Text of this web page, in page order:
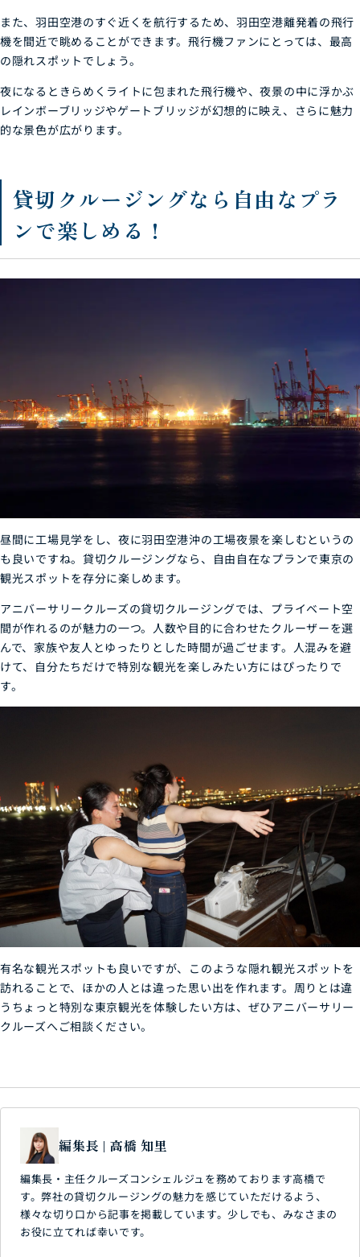
また、羽田空港のすぐ近くを航行するため、羽田空港離発着の飛行
機を間近で眺めることができます。飛行機ファンにとっては、最高
の隠れスポットでしょう。
夜になるときらめくライトに包まれた飛行機や、夜景の中に浮かぶ
レインボーブリッジやゲートブリッジが幻想的に映え、さらに魅力
的な景色が広がります。
貸切クルージングなら自由なプラ
ンで楽しめる！
昼間に工場見学をし、夜に羽田空港沖の工場夜景を楽しむというの
も良いですね。貸切クルージングなら、自由自在なプランで東京の
観光スポットを存分に楽しめます。
アニバーサリークルーズの貸切クルージングでは、プライベート空
間が作れるのが魅力の一つ。人数や目的に合わせたクルーザーを選
んで、家族や友人とゆったりとした時間が過ごせます。人混みを避
けて、自分たちだけで特別な観光を楽しみたい方にはぴったりで
す。
有名な観光スポットも良いですが、このような隠れ観光スポットを
訪れることで、ほかの人とは違った思い出を作れます。周りとは違
うちょっと特別な東京観光を体験したい方は、ぜひアニバーサリー
クルーズへご相談ください。
編集長 | 高橋 知里
編集長・主任クルーズコンシェルジュを務めております高橋で
す。弊社の貸切クルージングの魅力を感じていただけるよう、
様々な切り口から記事を掲載しています。少しでも、みなさまの
お役に立てれば幸いです。